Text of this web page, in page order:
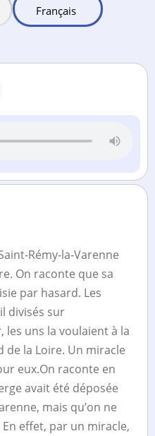
Rémy-la-Varenne
On raconte que sa
par hasard. Les
divisés sur
les uns la voulaient à la
de la Loire. Un miracle
eux.On raconte en
avait été déposée
mais qu’on ne
effet, par un miracle,